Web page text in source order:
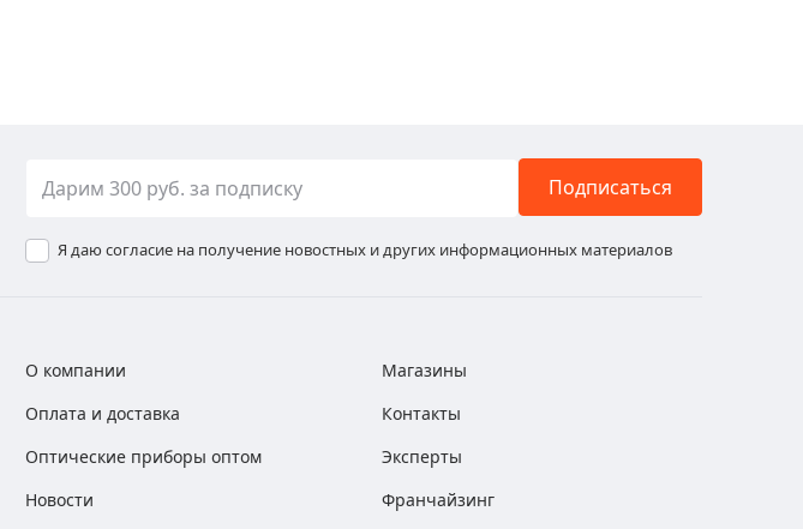
Подписаться
Я даю согласие на получение новостных и других информационных материалов
О компании
Оплата и доставка
Оптические приборы оптом
Новости
Магазины
Контакты
Эксперты
Франчайзинг